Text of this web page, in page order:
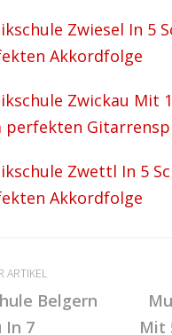
Zwiesel In 5
Akkordfolge
Zwickau Mit
perfekten
Zwettl In 5
Akkordfolge
ARTIKEL
Belgern
In 7
Mit